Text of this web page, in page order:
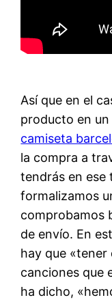
Así que en el
producto en
camiseta
la compra a
tendrás en ese
formalizamos
comprobamos
de envío. En
hay que «tener
canciones que
ha dicho,